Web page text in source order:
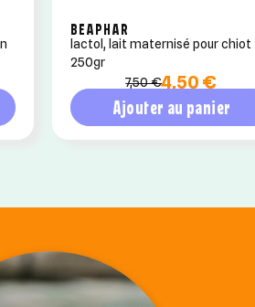
BEAPHAR
lactol, lait maternisé pour chiot
250gr
7,50 €4,50 €
Ajouter au panier